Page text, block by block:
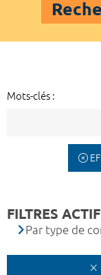
Mots-clés :
FILTRES
Par type de